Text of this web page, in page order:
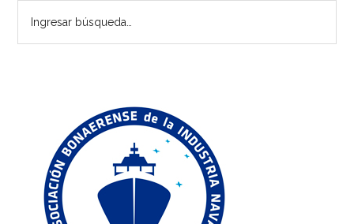
principal
búsqueda…